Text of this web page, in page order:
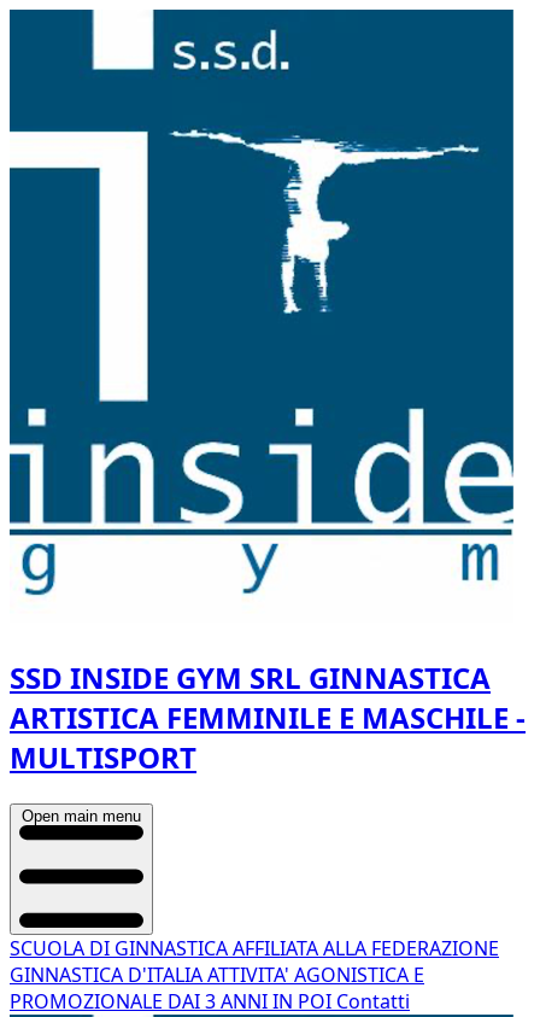
SSD INSIDE GYM SRL GINNASTICA
ARTISTICA FEMMINILE E MASCHILE -
MULTISPORT
Open main menu
SCUOLA DI GINNASTICA AFFILIATA ALLA FEDERAZIONE
GINNASTICA D'ITALIAATTIVITA' AGONISTICA E
PROMOZIONALE DAI 3 ANNI IN POI Contatti